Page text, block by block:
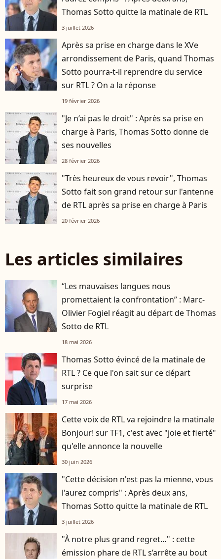
Thomas Sotto quitte la matinale de RTL
3 juillet 2026
Après sa prise en charge dans le XVe
arrondissement de Paris, quand Thomas
Sotto pourra-t-il reprendre du service
sur RTL ? On a la réponse
19 février 2026
"Je n’ai pas le droit" : Après sa prise en
charge à Paris, Thomas Sotto donne de
ses nouvelles
28 février 2026
"Très heureux de vous revoir", Thomas
Sotto fait son grand retour sur l'antenne
de RTL après sa prise en charge à Paris
20 février 2026
Les articles similaires
“Les mauvaises langues nous
promettaient la confrontation” : Marc-
Olivier Fogiel réagit au départ de Thomas
Sotto de RTL
18 mai 2026
Thomas Sotto évincé de la matinale de
RTL ? Ce que l'on sait sur ce départ
surprise
17 mai 2026
Cette voix de RTL va rejoindre la matinale
Bonjour! sur TF1, c'est avec "joie et fierté"
qu'elle annonce la nouvelle
30 juin 2026
"Cette décision n'est pas la mienne, vous
l'aurez compris" : Après deux ans,
Thomas Sotto quitte la matinale de RTL
3 juillet 2026
"À notre plus grand regret…" : cette
émission phare de RTL s’arrête au bout